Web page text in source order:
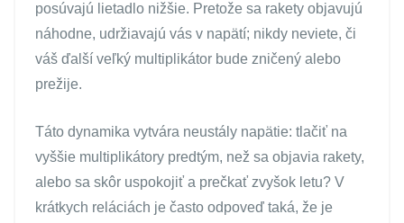
posúvajú lietadlo nižšie. Pretože sa rakety objavujú
náhodne, udržiavajú vás v napätí; nikdy neviete, či
váš ďalší veľký multiplikátor bude zničený alebo
prežije.
Táto dynamika vytvára neustály napätie: tlačiť na
vyššie multiplikátory predtým, než sa objavia rakety,
alebo sa skôr uspokojiť a prečkať zvyšok letu? V
krátkych reláciách je často odpoveď taká, že je